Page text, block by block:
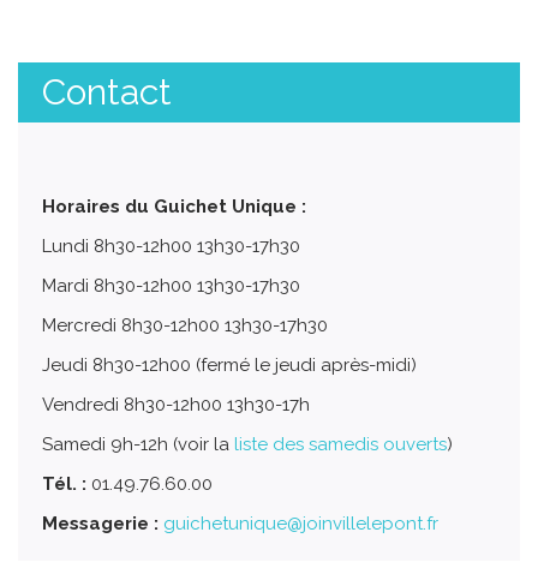
Contact
Horaires du Guichet Unique :
Lundi 8h30-12h00 13h30-17h30
Mardi 8h30-12h00 13h30-17h30
Mercredi 8h30-12h00 13h30-17h30
Jeudi 8h30-12h00 (fermé le jeudi après-midi)
Vendredi 8h30-12h00 13h30-17h
Samedi 9h-12h (voir la liste des samedis ouverts)
Tél. : 01.49.76.60.00
Messagerie : guichetunique@joinvillelepont.fr